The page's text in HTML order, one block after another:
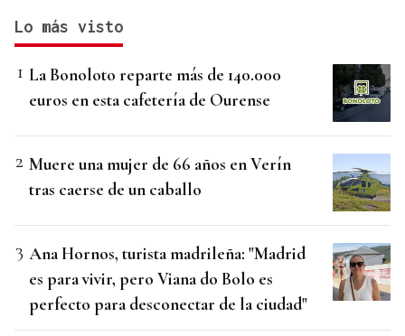
Lo más visto
La Bonoloto reparte más de 140.000
euros en esta cafetería de Ourense
Muere una mujer de 66 años en Verín
tras caerse de un caballo
Ana Hornos, turista madrileña: "Madrid
es para vivir, pero Viana do Bolo es
perfecto para desconectar de la ciudad"